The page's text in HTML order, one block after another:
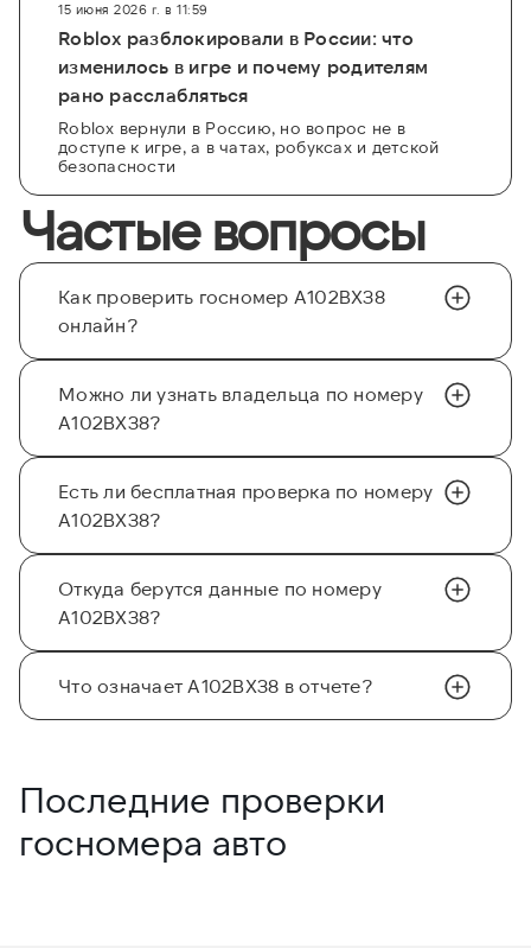
15 июня 2026 г. в 11:59
Roblox разблокировали в России: что
изменилось в игре и почему родителям
рано расслабляться
Roblox вернули в Россию, но вопрос не в
доступе к игре, а в чатах, робуксах и детской
безопасности
Частые вопросы
Как проверить госномер А102ВХ38
онлайн?
Можно ли узнать владельца по номеру
А102ВХ38?
Есть ли бесплатная проверка по номеру
А102ВХ38?
Откуда берутся данные по номеру
А102ВХ38?
Что означает А102ВХ38 в отчете?
Последние проверки
госномера авто